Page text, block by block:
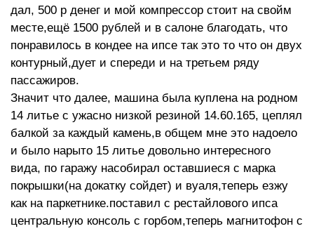
дал, 500 р денег и мой компрессор стоит на свойм
месте,ещё 1500 рублей и в салоне благодать, что
понравилось в кондее на ипсе так это то что он двух
контурный,дует и спереди и на третьем ряду
пассажиров.
Значит что далее, машина была куплена на родном
14 литье с ужасно низкой резиной 14.60.165, цеплял
балкой за каждый камень,в общем мне это надоело
и было нарыто 15 литье довольно интересного
вида, по гаражу насобирал оставшиеся с марка
покрышки(на докатку сойдет) и вуаля,теперь езжу
как на паркетнике.поставил с рестайлового ипса
центральную консоль с горбом,теперь магнитофон с